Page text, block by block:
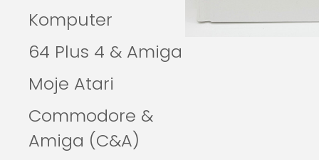
Komputer
64 Plus 4 & Amiga
Moje Atari
Commodore &
Amiga (C&A)